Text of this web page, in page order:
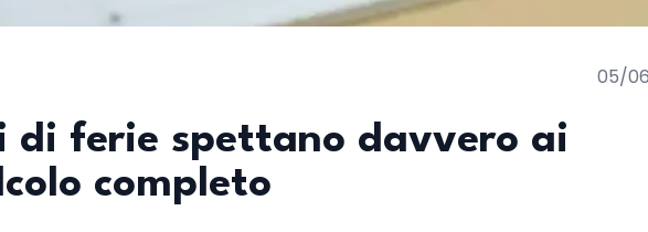
05/
di ferie spettano davvero ai
completo